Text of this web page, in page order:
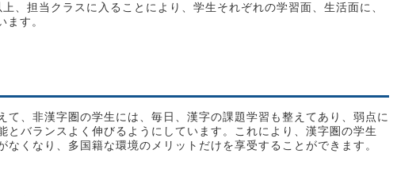
、担当クラスに入ることにより、学生それぞれの学習面、生活面に、
ます。
て、非漢字圏の学生には、毎日、漢字の課題学習も整えてあり、弱点に
とバランスよく伸びるようにしています。これにより、漢字圏の学生
なくなり、多国籍な環境のメリットだけを享受することができます。